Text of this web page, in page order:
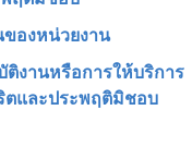
องหน่วยงาน
ติงานหรือการให้บริการ
ตและประพฤติมิชอบ